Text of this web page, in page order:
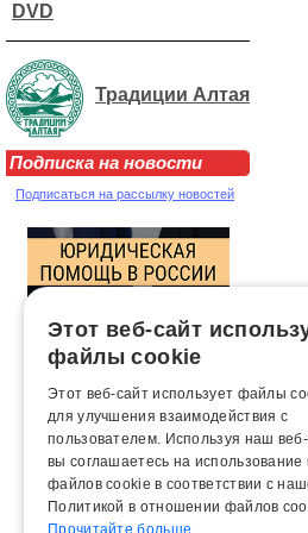
DVD
Традиции Алтая
Подписка на новости
Подписаться на рассылку новостей
Этот веб-сайт
файлы cookie
Этот веб-сайт использует файлы
для улучшения взаимодействия с
пользователем. Используя наш веб-
вы соглашаетесь на использование
файлов cookie в соответствии с
Политикой в ​​отношении файлов
Прочитайте больше